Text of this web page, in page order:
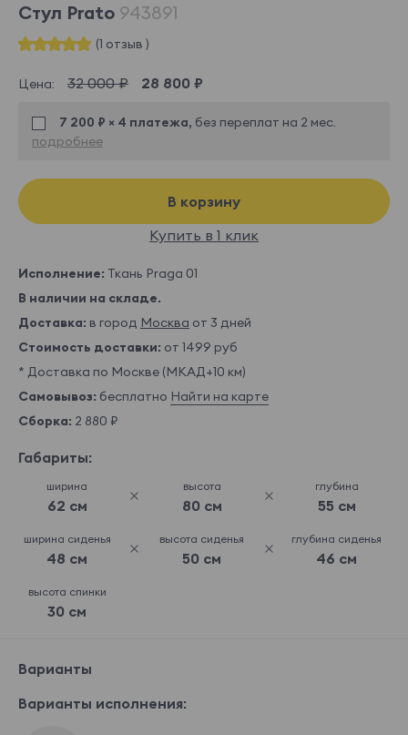
Стул Prato 943891
(1 отзыв )
Цена: 32 000 ₽ 28 800 ₽
7 200 ₽ × 4 платежа, без переплат на 2 мес.
подробнее
В корзину
Купить в 1 клик
Исполнение: Ткань Praga 01
В наличии на складе.
Доставка: в город Москва от 3 дней
Стоимость доставки: от 1499 руб
* Доставка по Москве (МКАД+10 км)
Самовывоз: бесплатно Найти на карте
Сборка: 2 880 ₽
Габариты:
ширина
62 см
высота
80 см
глубина
55 см
ширина сиденья
48 см
высота сиденья
50 см
глубина сиденья
46 см
высота спинки
30 см
Варианты
Варианты исполнения: